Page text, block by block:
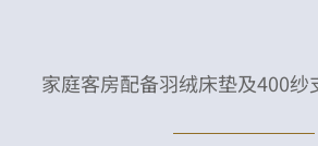
家庭客房配备羽绒床垫及400纱